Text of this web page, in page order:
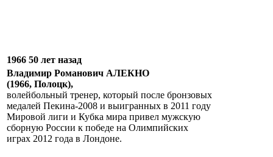
1966 50 лет назад
Владимир Романович АЛЕКНО
(1966, Полоцк),
волейбольный тренер, который после бронзовых
медалей Пекина-2008 и выигранных в 2011 году
Мировой лиги и Кубка мира привел мужскую
сборную России к победе на Олимпийских
играх 2012 года в Лондоне.